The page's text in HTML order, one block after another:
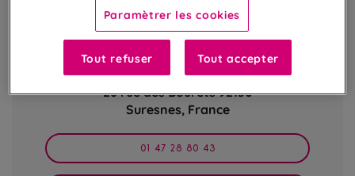
VOIR TOUTES LES BOUTIQUES
26 rue des Bourets92150
Suresnes, France
01 47 28 80 43
Paramètrer les cookies
Tout refuser Tout accepter